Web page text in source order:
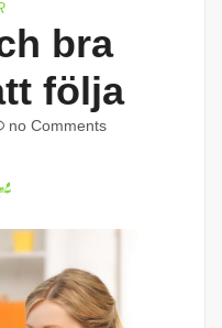
bra
följa
no Comments